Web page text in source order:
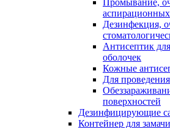
Промывание,
Дезинфекция,
Антисептик
оболочек
Кожные
Для
поверхностей
Дезинфицирующие
Контейнер для